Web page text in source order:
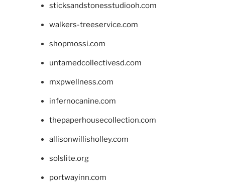
sticksandstonesstudiooh.com
walkers-treeservice.com
shopmossi.com
untamedcollectivesd.com
mxpwellness.com
infernocanine.com
thepaperhousecollection.com
allisonwillisholley.com
solslite.org
portwayinn.com